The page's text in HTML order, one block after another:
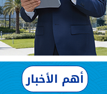
أهم الأخبار